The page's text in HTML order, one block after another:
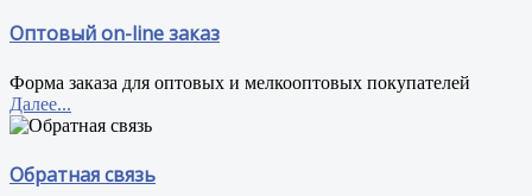
Оптовый on-line заказ
Форма заказа для оптовых и мелкооптовых покупателей
Далее...
Обратная связь